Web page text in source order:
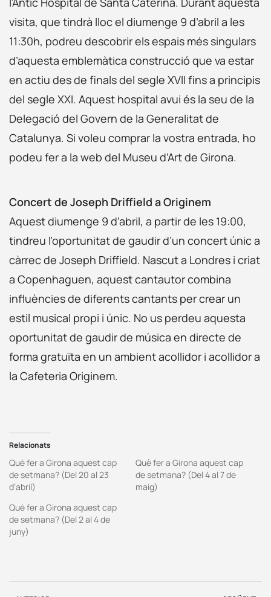
visita, que tindrà lloc el diumenge 9 d’abril a les
11:30h, podreu descobrir els espais més singulars
d’aquesta emblemàtica construcció que va estar
en actiu des de finals del segle XVII fins a principis
del segle XXI. Aquest hospital avui és la seu de la
Delegació del Govern de la Generalitat de
Catalunya. Si voleu comprar la vostra entrada, ho
podeu fer a la web del Museu d’Art de Girona.
Concert de Joseph Driffield a Originem
Aquest diumenge 9 d’abril, a partir de les 19:00,
tindreu l’oportunitat de gaudir d’un concert únic a
càrrec de Joseph Driffield. Nascut a Londres i criat
a Copenhaguen, aquest cantautor combina
influències de diferents cantants per crear un
estil musical propi i únic. No us perdeu aquesta
oportunitat de gaudir de música en directe de
forma gratuïta en un ambient acollidor i acollidor a
la Cafeteria Originem.
Relacionats
Què fer a Girona aquest cap
de setmana? (Del 20 al 23
d’abril)
Què fer a Girona aquest cap
de setmana? (Del 4 al 7 de
maig)
Què fer a Girona aquest cap
de setmana? (Del 2 al 4 de
juny)